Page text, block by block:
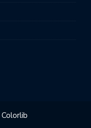
Colorlib